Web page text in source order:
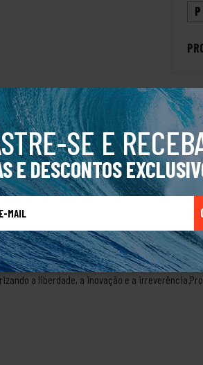
SE E
E DESCONTOS
P
I, é uma peça de estilo urbano e moderno,
garantindo um toque suave e
conhecido como Mayhem, que começou a fazer
de surf da região, onde convivia com
surgiu de uma brincadeira com o fato de
de surf. Eles queriam criar um conceito
vídeos de surf, que mostravam um estilo de
mas transmitindo sua identidade através de
a liberdade, a inovação e a